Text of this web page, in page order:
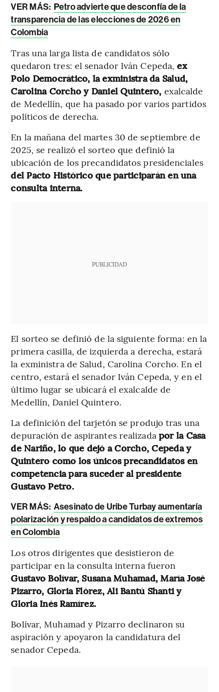
VER MÁS: Petro advierte que desconfía de la
transparencia de las elecciones de 2026 en
Colombia
Tras una larga lista de candidatos sólo
quedaron tres: el senador Iván Cepeda,ex
Polo Democrático, la exministra da Salud,
Carolina Corcho y Daniel Quintero, exalcalde
de Medellín, que ha pasado por varios partidos
políticos de derecha.
En la mañana del martes 30 de septiembre de
2025, se realizó el sorteo que definió la
ubicación de los precandidatos presidenciales
del Pacto Histórico que participarán en una
consulta interna.
PUBLICIDAD
El sorteo se definió de la siguiente forma: en la
primera casilla, de izquierda a derecha, estará
la exministra de Salud, Carolina Corcho. En el
centro, estará el senador Iván Cepeda, y en el
último lugar se ubicará el exalcalde de
Medellín, Daniel Quintero.
La definición del tarjetón se produjo tras una
depuración de aspirantes realizada por la Casa
de Nariño, lo que dejó a Corcho, Cepeda y
Quintero como los únicos precandidatos en
competencia para suceder al presidente
Gustavo Petro.
VER MÁS: Asesinato de Uribe Turbay aumentaría
polarización y respaldo a candidatos de extremos
en Colombia
Los otros dirigentes que desistieron de
participar en la consulta interna fueron
Gustavo Bolívar, Susana Muhamad, María José
Pizarro, Gloria Flórez, Ali Bantú Shanti y
Gloria Inés Ramírez.
Bolívar, Muhamad y Pizarro declinaron su
aspiración y apoyaron la candidatura del
senador Cepeda.